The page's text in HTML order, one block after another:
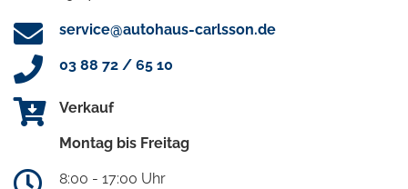
service@autohaus-carlsson.de
03 88 72 / 65 10
Verkauf
Montag bis Freitag
8:00 - 17:00 Uhr